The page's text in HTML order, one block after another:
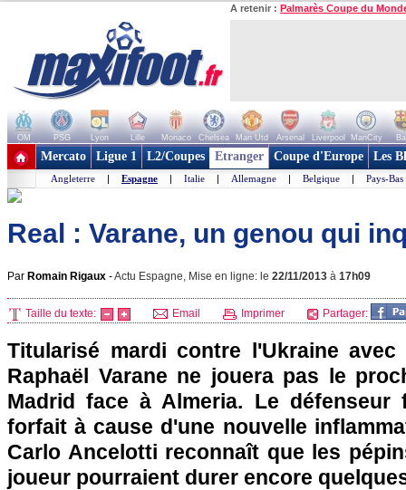
A retenir : Palmarès Coupe du
OM PSG Lyon Lille Monaco Chelsea Man Utd Arsenal Liverpool ManCity
+ de clubs
Mercato Ligue 1 L2/Coupes Etranger Coupe d'Europe Les
Angleterre | Espagne | Italie | Allemagne | Belgique | Pays-Bas
Real : Varane, un genou qui
Par Romain Rigaux -Actu Espagne, Mise en ligne: le 22/11/2013 à 17h09
Taille du texte: Email Imprimer Partager:
Titularisé mardi contre l'Ukraine avec
Raphaël Varane ne jouera pas le
Madrid face à Almeria. Le défenseur
forfait à cause d'une nouvelle
Carlo Ancelotti reconnaît que les
joueur pourraient durer encore